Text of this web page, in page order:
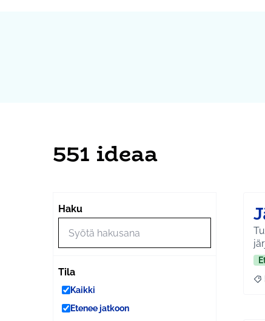
551 ideaa
Haku
Tila
Kaikki
Etenee jatkoon